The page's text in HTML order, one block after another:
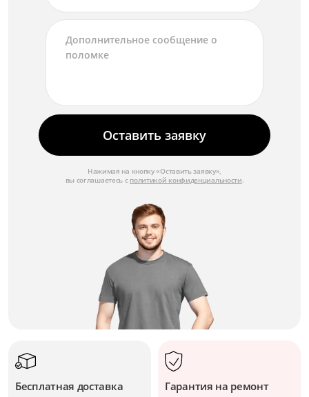
Оставить заявку
Нажимая на кнопку «Оставить заявку»,
вы соглашаетесь с политикой конфиденциальности.
Бесплатная доставка Гарантия на ремонт